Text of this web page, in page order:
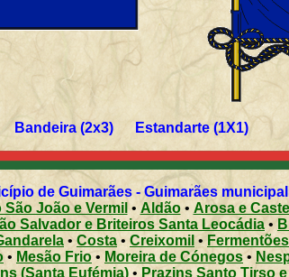
Bandeira (2x3) Estandarte (1X1)
de Guimarães - Guimarães
João e Vermil • Aldão• Arosa e
Salvador e Briteiros Santa Leocádia •
• Costa • Creixomil • Fermentões
• Mesão Frio• Moreira de Cónegos •
(Santa Eufémia)• Prazins Santo Tirso